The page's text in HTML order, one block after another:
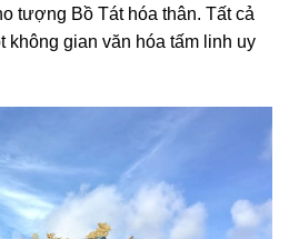
tượng Bồ Tát hóa thân. Tất cả
không gian văn hóa tấm linh uy